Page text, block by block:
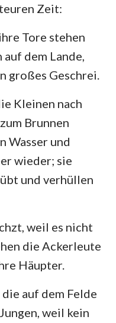
Zeit:
Tore stehen
dem Lande,
großes Geschrei.
Kleinen nach
Brunnen
Wasser und
wieder; sie
und verhüllen
weil es nicht
die Ackerleute
Häupter.
auf dem Felde
weil kein